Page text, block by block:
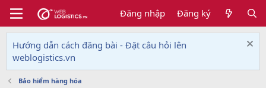
Đăng nhập Đăng ký
Hướng dẫn cách đăng bài - Đặt câu hỏi lên
weblogistics.vn
Bảo hiểm hàng hóa